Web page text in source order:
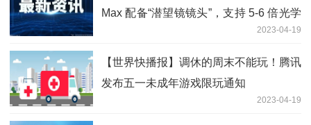
Max 配备“潜望镜镜头”，支持 5-6 倍光学
2023-04-19
【世界快播报】调休的周末不能玩！腾讯
发布五一未成年游戏限玩通知
2023-04-19